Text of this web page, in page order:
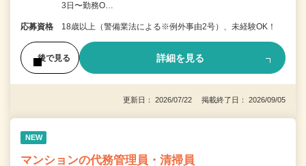
3日〜勤務O…
応募資格 18歳以上（警備業法による※例外事由2号）、未経験OK！
後で見る 詳細を見る
更新日： 2026/07/22 掲載終了日： 2026/09/05
NEW
マンションの代務管理員・清掃員